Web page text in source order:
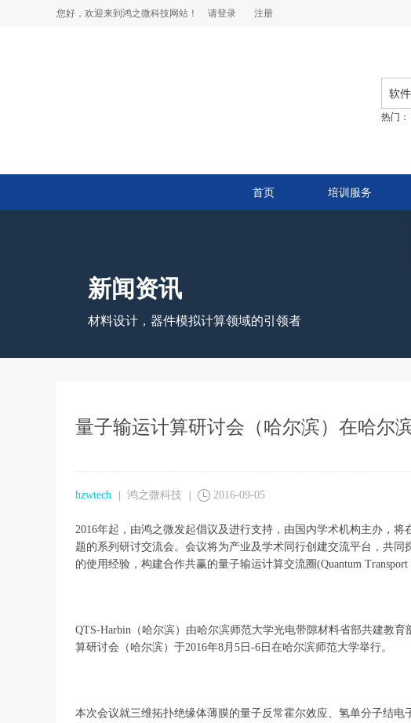
您好，欢迎来到鸿之微科技网站！ 请登录 注册
软
热门：
首页 培训服务
新闻资讯
材料设计，器件模拟计算领域的引领者
量子输运计算研讨会（哈尔滨）在哈尔
hzwtech | 鸿之微科技 | 2016-09-05
2016年起，由鸿之微发起倡议及进行支持，由国内学术机构主办，将
题的系列研讨交流会。会议将为产业及学术同行创建交流平台，共
的使用经验，构建合作共赢的量子输运计算交流圈(Quantum
QTS-Harbin（哈尔滨）由哈尔滨师范大学光电带隙材料省部共建教
算研讨会（哈尔滨）于2016年8月5日-6日在哈尔滨师范大学举行。
本次会议就三维拓扑绝缘体薄膜的量子反常霍尔效应、氢单分子结